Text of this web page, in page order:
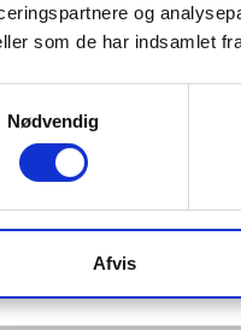
og
som de har indsamlet
Nødvendig
Afvis